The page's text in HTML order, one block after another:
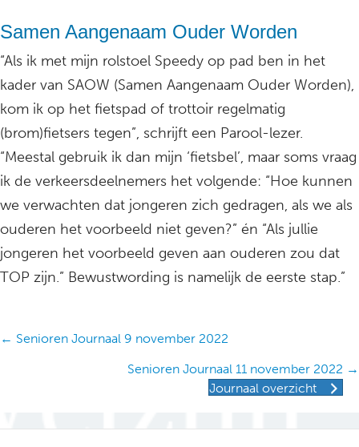
Samen Aangenaam Ouder Worden
“Als ik met mijn rolstoel Speedy op pad ben in het
kader van SAOW (Samen Aangenaam Ouder Worden),
kom ik op het fietspad of trottoir regelmatig
(brom)fietsers tegen”, schrijft een Parool-lezer.
“Meestal gebruik ik dan mijn ‘fietsbel’, maar soms vraag
ik de verkeersdeelnemers het volgende: “Hoe kunnen
we verwachten dat jongeren zich gedragen, als we als
ouderen het voorbeeld niet geven?” én “Als jullie
jongeren het voorbeeld geven aan ouderen zou dat
TOP zijn.” Bewustwording is namelijk de eerste stap.”
Posts
← Senioren Journaal 9 november 2022
Senioren Journaal 11 november 2022 →
Journaal overzicht